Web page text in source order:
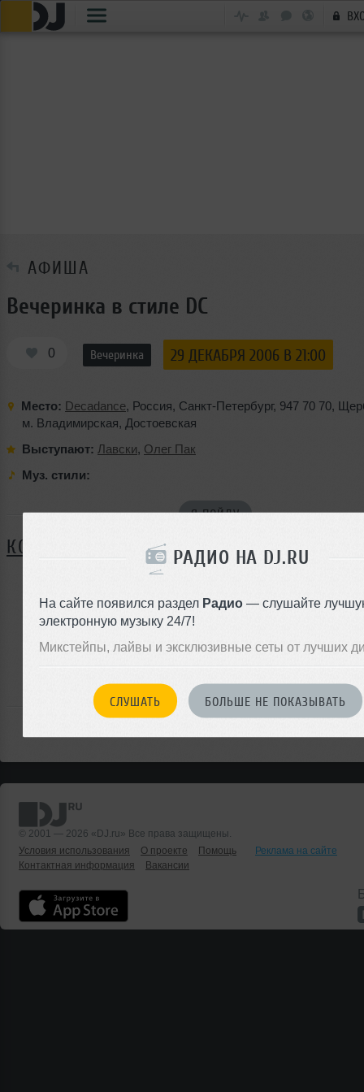
РАДИО НА DJ.RU
На сайте появился раздел Радио — слушайте
электронную музыку 24/7!
Микстейпы, лайвы и эксклюзивные сеты от лучших
СЛУШАТЬ БОЛЬШЕ НЕ ПОКАЗЫВАТЬ
АФИША
Вечеринка в стиле DC
0 Вечеринка 29 ДЕКАБРЯ 2006 В 21:00
Место: Decadance, Россия, Санкт-Петербург, 947 70 70,
м. Владимирская, Достоевская
Выступают: Лавски, Олег Пак
Муз. стили:
Я ПОЙДУ
КОММЕНТАРИИ
ЗАРЕГИСТРИРУЙТЕСЬ
Или
© 2001 — 2026 «DJ.ru» Все права защищены.
Условия использования
О проекте Помощь
Реклама на сайте
Контактная информация
Вакансии